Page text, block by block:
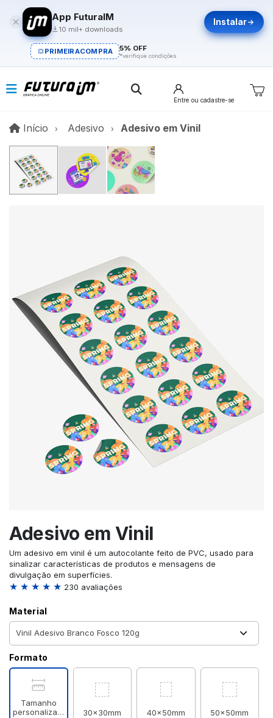
App FuturaIM
10 mil+ downloads
Instalar
PRIMEIRACOMPRA 5% OFF
*verifique condições
Entre ou cadastre-se
Início InícioAdesivo Adesivo em Vinil
Adesivo em Vinil
Um adesivo em vinil é um autocolante feito de PVC, usado para
sinalizar características de produtos e mensagens de
divulgação em superfícies.
★ ★ ★ ★ ★ 230 avaliações
Material
Formato
Tamanho
personalizado
30x30mm 40x50mm 50x50mm